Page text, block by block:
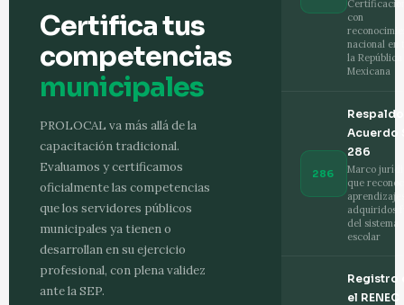
Certifica tus
competencias
municipales
PROLOCAL va más allá de la
capacitación tradicional.
Evaluamos y certificamos
oficialmente las competencias
que los servidores públicos
municipales ya tienen o
desarrollan en su ejercicio
profesional, con plena validez
ante la SEP.
con
nacional en
la República
Mexicana
286
Acuerdo
286
Marco
que
adquiridos
del sistema
escolar
Registro
el RENEC